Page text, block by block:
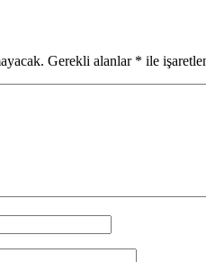
Gerekli alanlar * ile